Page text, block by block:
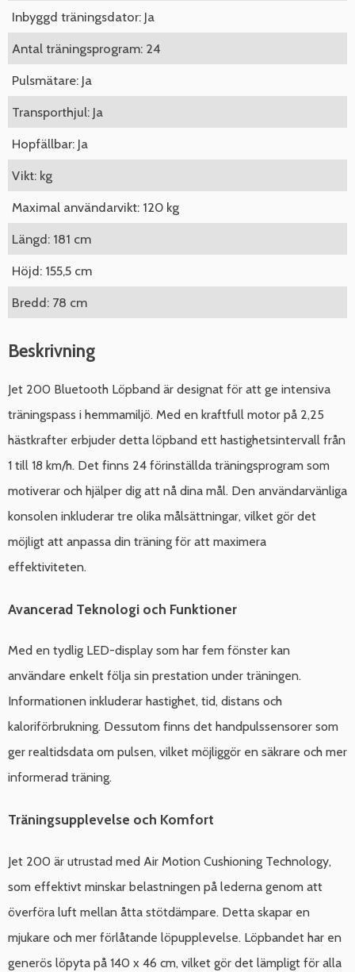
Inbyggd träningsdator: Ja
Antal träningsprogram: 24
Pulsmätare: Ja
Transporthjul: Ja
Hopfällbar: Ja
Vikt: kg
Maximal användarvikt: 120 kg
Längd: 181 cm
Höjd: 155,5 cm
Bredd: 78 cm
Beskrivning
Jet 200 Bluetooth Löpband är designat för att ge intensiva
träningspass i hemmamiljö. Med en kraftfull motor på 2,25
hästkrafter erbjuder detta löpband ett hastighetsintervall från
1 till 18 km/h. Det finns 24 förinställda träningsprogram som
motiverar och hjälper dig att nå dina mål. Den användarvänliga
konsolen inkluderar tre olika målsättningar, vilket gör det
möjligt att anpassa din träning för att maximera
effektiviteten.
Avancerad Teknologi och Funktioner
Med en tydlig LED-display som har fem fönster kan
användare enkelt följa sin prestation under träningen.
Informationen inkluderar hastighet, tid, distans och
kaloriförbrukning. Dessutom finns det handpulssensorer som
ger realtidsdata om pulsen, vilket möjliggör en säkrare och mer
informerad träning.
Träningsupplevelse och Komfort
Jet 200 är utrustad med Air Motion Cushioning Technology,
som effektivt minskar belastningen på lederna genom att
överföra luft mellan åtta stötdämpare. Detta skapar en
mjukare och mer förlåtande löpupplevelse. Löpbandet har en
generös löpyta på 140 x 46 cm, vilket gör det lämpligt för alla